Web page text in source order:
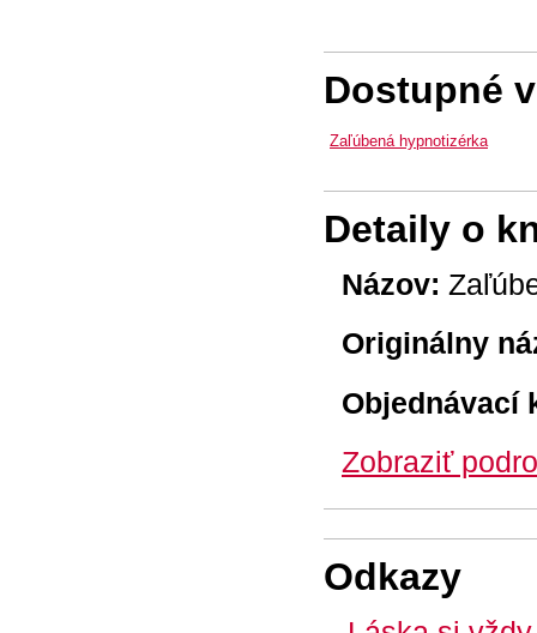
Dostupné
Zaľúbená hypnotizérka
Detaily o
Názov:
Originálny
Objednávací
Zobraziť
Odkazy